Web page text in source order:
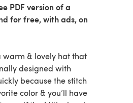
PDF version of a
for free, with ads, on
warm & lovely hat that
designed with
because the stitch
color & you’ll have